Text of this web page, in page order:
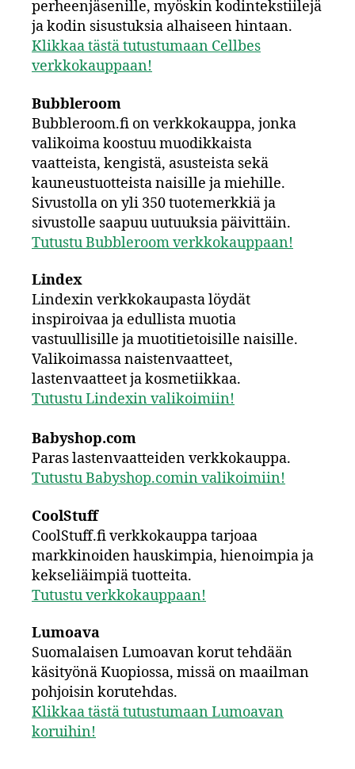
perheenjäsenille, myöskin kodintekstiilejä
ja kodin sisustuksia alhaiseen hintaan.
Klikkaa tästä tutustumaan Cellbes
verkkokauppaan!
Bubbleroom
Bubbleroom.fi on verkkokauppa, jonka
valikoima koostuu muodikkaista
vaatteista, kengistä, asusteista sekä
kauneustuotteista naisille ja miehille.
Sivustolla on yli 350 tuotemerkkiä ja
sivustolle saapuu uutuuksia päivittäin.
Tutustu Bubbleroom verkkokauppaan!
Lindex
Lindexin verkkokaupasta löydät
inspiroivaa ja edullista muotia
vastuullisille ja muotitietoisille naisille.
Valikoimassa naistenvaatteet,
lastenvaatteet ja kosmetiikkaa.
Tutustu Lindexin valikoimiin!
Babyshop.com
Paras lastenvaatteiden verkkokauppa.
Tutustu Babyshop.comin valikoimiin!
CoolStuff
CoolStuff.fi verkkokauppa tarjoaa
markkinoiden hauskimpia, hienoimpia ja
kekseliäimpiä tuotteita.
Tutustu verkkokauppaan!
Lumoava
Suomalaisen Lumoavan korut tehdään
käsityönä Kuopiossa, missä on maailman
pohjoisin korutehdas.
Klikkaa tästä tutustumaan Lumoavan
koruihin!